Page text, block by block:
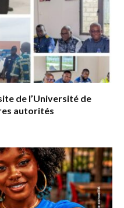
de l’Université de
autorités